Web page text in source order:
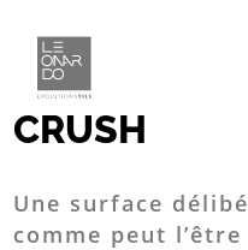
Home /
CRUSH
Une surface
comme peut